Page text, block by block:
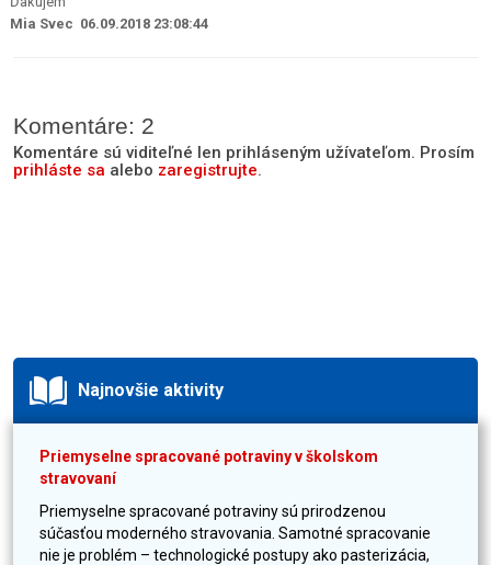
Mia Svec 06.09.2018 23:08:44
Komentáre: 2
Komentáre sú viditeľné len prihláseným užívateľom. Prosím
prihláste sa alebo zaregistrujte.
Najnovšie aktivity
Priemyselne spracované potraviny v školskom
stravovaní
Priemyselne spracované potraviny sú prirodzenou
súčasťou moderného stravovania. Samotné spracovanie
nie je problém – technologické postupy ako pasterizácia,